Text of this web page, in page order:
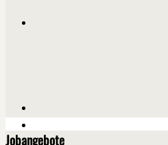
Jobangebote